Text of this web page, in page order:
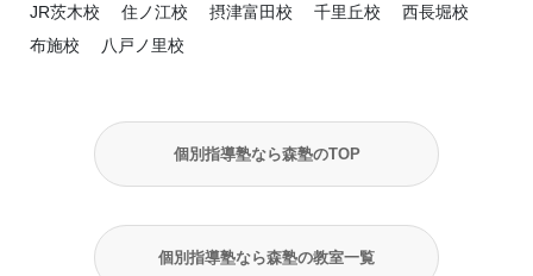
JR茨木校
住ノ江校 摂津富田校 千里丘校
西長堀校
布施校
八戸ノ里校
個別指導塾なら森塾のTOP
個別指導塾なら森塾の教室一覧